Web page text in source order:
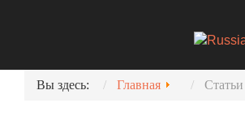
Вы здесь: Главная Статьи